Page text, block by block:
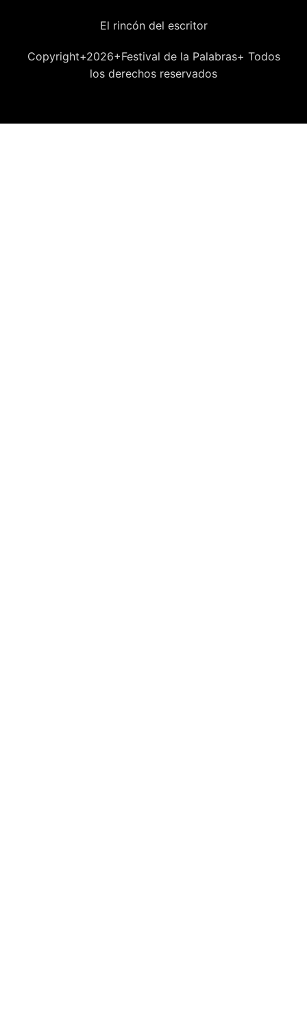
El rincón del escritor
Copyright+2026+Festival de la Palabras+ Todos
los derechos reservados